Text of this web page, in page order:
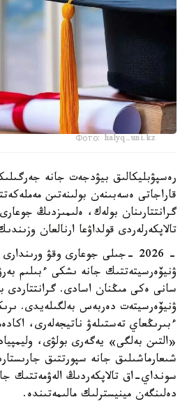
Фото: halyq-uni.kz
رەسپۋبليكالىق بيۋدجەت جانە
قاراجاتى ەسەبىنەن بولىنەتىن
گرانتتارىنان بولەك، ەلىمىزدىڭ
تالاپكەرلەردى قولداۋعا ارنالعان
- 2026 -جىلى جوعارى وقۋ
ۋنيۆەرسيتەتتىك جانە ىشكى ءبىلىم
سانى ەكى مىڭنان اسادى. گرانتتاردى
ۋنيۆەرسيتەت دەربەس بەلگىلەيدى.
ءبىرىڭعاي تەستىلەۋ ناتيجەلەرى،
«التىن بەلگى» يەگەرى بولۋى،
شىعارماشىلىق جانە سپورتتىق
سونداي-اق تالاپكەردىڭ الەۋمەتتىك
دەلىنگەن مينيسترلىك مالىمەتىندە.